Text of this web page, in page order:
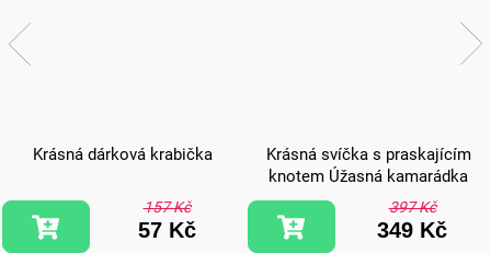
Krásná dárková krabička
157 Kč
57 Kč
Krásná svíčka s praskajícím
knotem Úžasná kamarádka
397 Kč
349 Kč